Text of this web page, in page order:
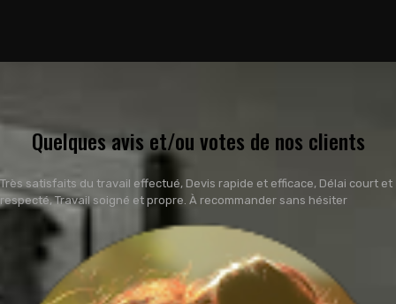
Quelques avis et/ou votes de nos clients
Très satisfaits du travail effectué, Devis rapide et efficace, Délai court et
respecté, Travail soigné et propre. À recommander sans hésiter